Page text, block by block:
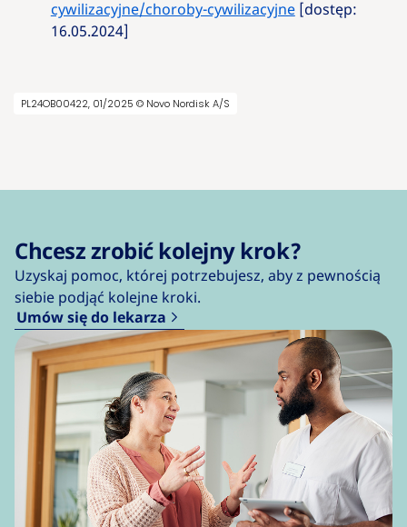
cywilizacyjne/choroby-cywilizacyjne[dostęp:
16.05.2024]
PL24OB00422, 01/2025 © Novo Nordisk A/S
Chcesz zrobić kolejny krok?
Uzyskaj pomoc, której potrzebujesz, aby z pewnością
siebie podjąć kolejne kroki.
Umów się do lekarza